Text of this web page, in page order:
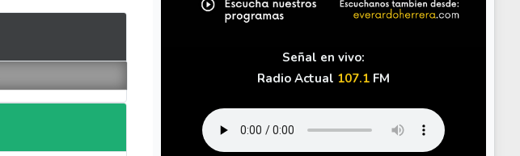
Señal en vivo:
Radio Actual 107.1FM